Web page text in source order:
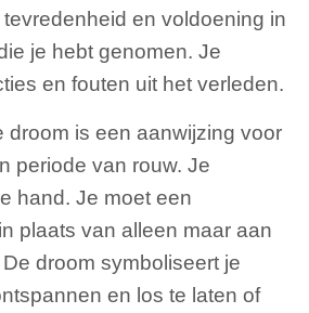
en voldoening in
je hebt genomen. Je
en fouten uit het verleden.
droom is een aanwijzing voor
periode van rouw. Je
hand. Je moet een
plaats van alleen maar aan
droom symboliseert je
en los te laten of